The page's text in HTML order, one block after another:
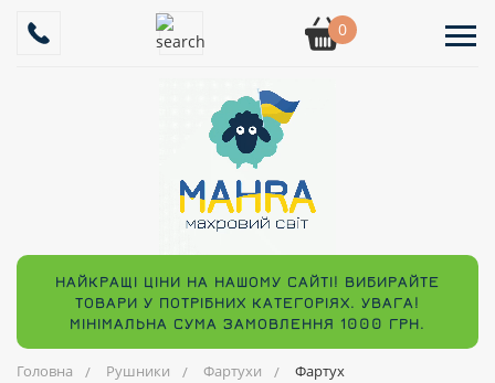
0
НАЙКРАЩІ ЦІНИ НА НАШОМУ САЙТІ! ВИБИРАЙТЕ
ТОВАРИ У ПОТРІБНИХ КАТЕГОРІЯХ. УВАГА!
МІНІМАЛЬНА СУМА ЗАМОВЛЕННЯ 1000 ГРН.
Головна Рушники Фартухи Фартух